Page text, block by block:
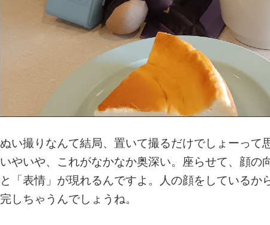
ぬい撮りなんて結局、置いて撮るだけでしょーって
いやいや、これがなかなか奥深い。座らせて、顔の
と「表情」が現れるんですよ。人の顔をしているか
完しちゃうんでしょうね。